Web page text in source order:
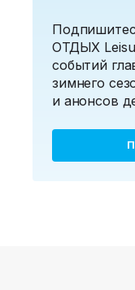
ОТДЫХ
событий
зимнего
и анонсов